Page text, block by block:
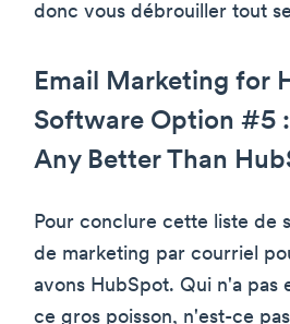
donc vous débrouiller tout
Email Marketing for
Software Option #5
Any Better Than
Pour conclure cette liste de
de marketing par courriel
avons HubSpot. Qui n'a pas
ce gros poisson, n'est-ce